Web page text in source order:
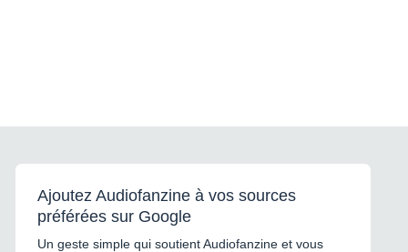
Ajoutez Audiofanzine à vos sources
préférées sur Google
Un geste simple qui soutient Audiofanzine et vous